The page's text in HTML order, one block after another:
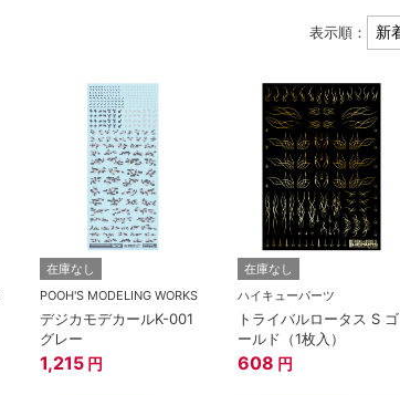
表示順：
在庫なし
POOH'S MODELING WORKS
デジカモデカールK-001
グレー
1,215 円
在庫なし
ハイキューパーツ
トライバルロータス S ゴ
ールド（1枚入）
608 円